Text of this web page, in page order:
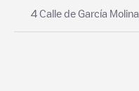
4 Calle de García